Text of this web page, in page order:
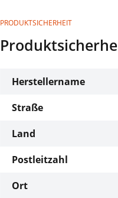
PRODUKTSICHERHEIT
Herstellername
Straße
Land
Postleitzahl
Ort